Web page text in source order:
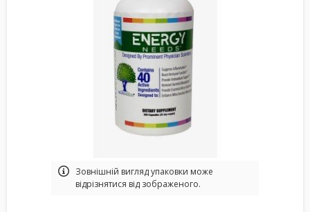
Зовнішній вигляд упаковки може
відрізнятися від зображеного.